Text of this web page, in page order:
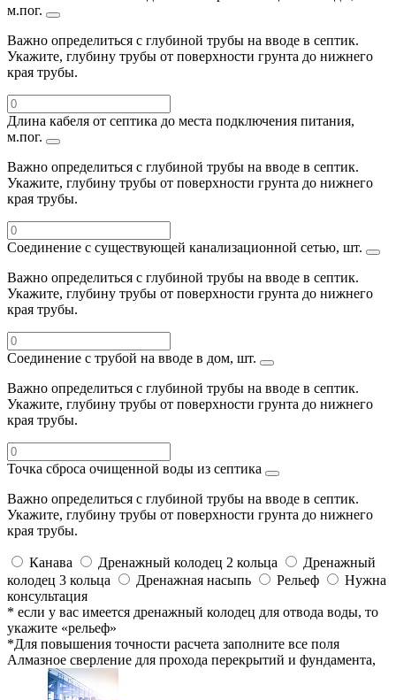
м.пог.
Важно определиться с глубиной трубы на вводе в септик.
Укажите, глубину трубы от поверхности грунта до нижнего
края трубы.
Длина кабеля от септика до места подключения питания,
м.пог.
Важно определиться с глубиной трубы на вводе в септик.
Укажите, глубину трубы от поверхности грунта до нижнего
края трубы.
Соединение с существующей канализационной сетью, шт.
Важно определиться с глубиной трубы на вводе в септик.
Укажите, глубину трубы от поверхности грунта до нижнего
края трубы.
Соединение с трубой на вводе в дом, шт.
Важно определиться с глубиной трубы на вводе в септик.
Укажите, глубину трубы от поверхности грунта до нижнего
края трубы.
Точка сброса очищенной воды из септика
Важно определиться с глубиной трубы на вводе в септик.
Укажите, глубину трубы от поверхности грунта до нижнего
края трубы.
Канава Дренажный колодец 2 кольца
Дренажный
колодец 3 кольца
Дренажная насыпь Рельеф
Нужна
консультация
* если у вас имеется дренажный колодец для отвода воды, то
укажите «рельеф»
*Для повышения точности расчета заполните все поля
Алмазное сверление для прохода перекрытий и фундамента,